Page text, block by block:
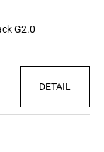
G2.0
DETAIL